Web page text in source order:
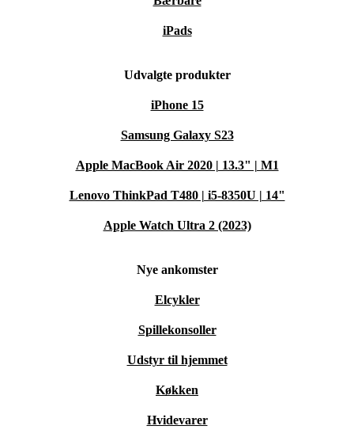
iPads
Udvalgte produkter
iPhone 15
Samsung Galaxy S23
Apple MacBook Air 2020 | 13.3" | M1
Lenovo ThinkPad T480 | i5-8350U | 14"
Apple Watch Ultra 2 (2023)
Nye ankomster
Elcykler
Spillekonsoller
Udstyr til hjemmet
Køkken
Hvidevarer